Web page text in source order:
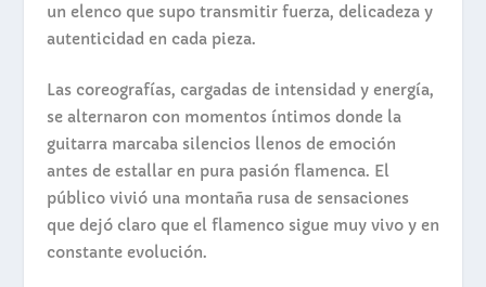
un elenco que supo transmitir fuerza, delicadeza y
autenticidad en cada pieza.
Las coreografías, cargadas de intensidad y energía,
se alternaron con momentos íntimos donde la
guitarra marcaba silencios llenos de emoción
antes de estallar en pura pasión flamenca. El
público vivió una montaña rusa de sensaciones
que dejó claro que el flamenco sigue muy vivo y en
constante evolución.